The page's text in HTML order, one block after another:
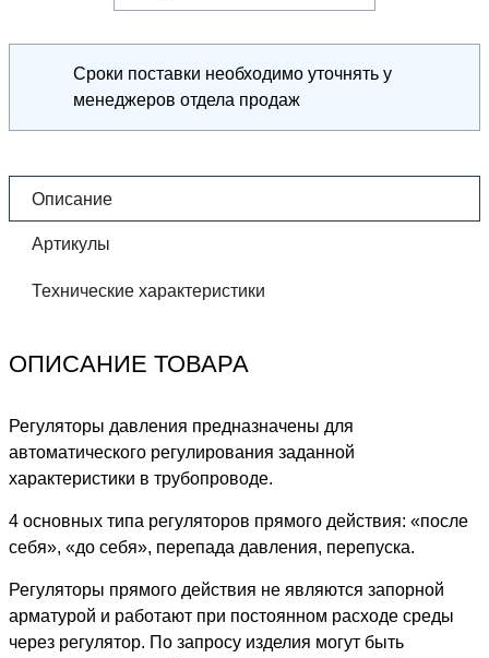
Сроки поставки необходимо уточнять у
менеджеров отдела продаж
Описание
Артикулы
Технические характеристики
ОПИСАНИЕ ТОВАРА
Регуляторы давления предназначены для
автоматического регулирования заданной
характеристики в трубопроводе.
4 основных типа регуляторов прямого действия: «после
себя», «до себя», перепада давления, перепуска.
Регуляторы прямого действия не являются запорной
арматурой и работают при постоянном расходе среды
через регулятор. По запросу изделия могут быть